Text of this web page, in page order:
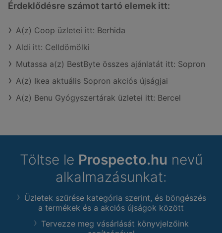
Érdeklődésre számot tartó elemek itt:
A(z) Coop üzletei itt: Berhida
Aldi itt: Celldömölki
Mutassa a(z) BestByte összes ajánlatát itt: Sopron
A(z) Ikea aktuális Sopron akciós újságjai
A(z) Benu Gyógyszertárak üzletei itt: Bercel
Töltse le Prospecto.hu nevű
alkalmazásunkat:
Üzletek szűrése kategória szerint, és böngészés
a termékek és a akciós újságok között
Tervezze meg vásárlását könyvjelzőink